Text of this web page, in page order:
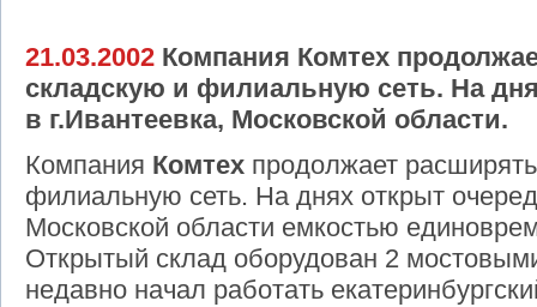
21.03.2002 Компания Комтех
складскую и филиальную сеть. На
в г.Ивантеевка, Московской области.
Компания Комтех продолжает
филиальную сеть. На днях открыт
Московской области емкостью
Открытый склад оборудован 2
недавно начал работать